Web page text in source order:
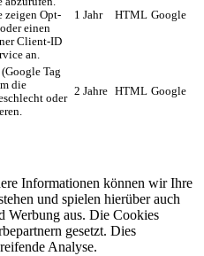
zeigen Opt-
einen
Client-ID
an.
1 Jahr HTML Google
Tag
die
oder
2 Jahre HTML Google
Informationen können wir Ihre
und spielen hierüber auch
Werbung aus. ​Die Cookies
gesetzt. Dies
Analyse.